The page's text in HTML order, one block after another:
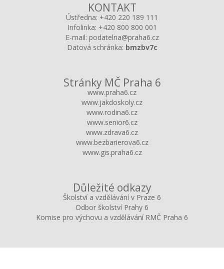
KONTAKT
Ústředna: +420 220 189 111
Infolinka: +420 800 800 001
E-mail: podatelna@praha6.cz
Datová schránka: bmzbv7c
Stránky MČ Praha 6
www.praha6.cz
www.jakdoskoly.cz
www.rodina6.cz
www.senior6.cz
www.zdrava6.cz
www.bezbarierova6.cz
www.gis.praha6.cz
Důležité odkazy
Školství a vzdělávání v Praze 6
Odbor školství Prahy 6
Komise pro výchovu a vzdělávání RMČ Praha 6